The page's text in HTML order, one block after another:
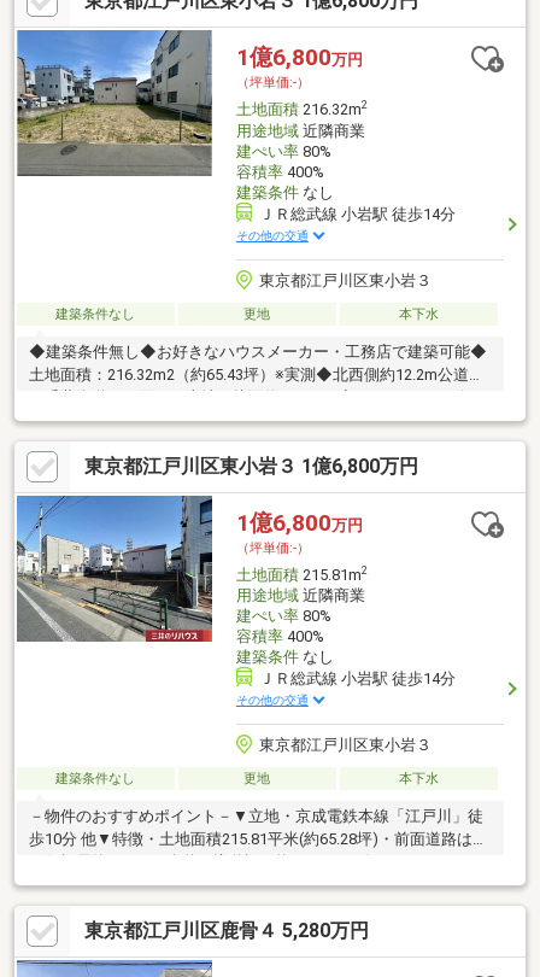
ハウスプラザ青戸店【0120-180-344】までお気軽にお問い合わせ
1億6,800万円
（坪単価:-）
土地面積216.32m2
用途地域近隣商業
建ぺい率80%
容積率400%
建築条件なし
ＪＲ総武線 小岩駅 徒歩14分
その他の交通
東京都江戸川区東小岩３
建築条件なし 更地 本下水
◆建築条件無し◆お好きなハウスメーカー・工務店で建築可能◆
土地面積：216.32m2（約65.43坪）※実測◆北西側約12.2m公道
（千葉街道）に面した土地（接面約12.6m）◆マンション・ビ
ル・事業用地に最適◆近隣商業地域、建ぺい率80％・容積率
400％◆周辺に生活利便施設が充実（スーパー、コンビニ、学校
などが徒歩圏内）◆現況：更地◆JR総武線（各駅停車）「小岩」
駅 徒歩14分◆京成本線「江戸川」駅 徒歩10分
東京都江戸川区東小岩３ 1億6,800万円
1億6,800万円
（坪単価:-）
土地面積215.81m2
用途地域近隣商業
建ぺい率80%
容積率400%
建築条件なし
ＪＲ総武線 小岩駅 徒歩14分
その他の交通
東京都江戸川区東小岩３
建築条件なし 更地 本下水
－物件のおすすめポイント－▼立地・京成電鉄本線「江戸川」徒
歩10分 他▼特徴・土地面積215.81平米(約65.28坪)・前面道路は北
カーや工務店で建築可・現況更地につき、プラン確定後スムーズ
に建築へ移行可▼周辺環境・まいばすけっと東小岩3丁目店 徒歩1
分(約60m)・区立小岩小学校 徒歩2分(約110m)※土地面積の内、都
市計画道路予定面積約24.2平米(都市計画道路計画決定段階)■ ご希
東京都江戸川区鹿骨４ 5,280万円